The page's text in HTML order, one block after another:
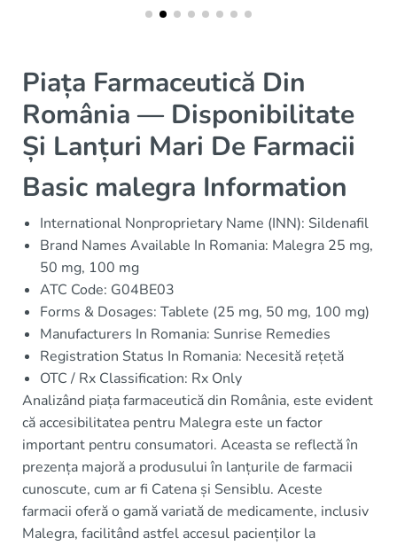
Piața Farmaceutică Din
România — Disponibilitate
Și Lanțuri Mari De Farmacii
Basic malegra Information
International Nonproprietary Name (INN): Sildenafil
Brand Names Available In Romania: Malegra 25 mg,
50 mg, 100 mg
ATC Code: G04BE03
Forms & Dosages: Tablete (25 mg, 50 mg, 100 mg)
Manufacturers In Romania: Sunrise Remedies
Registration Status In Romania: Necesită rețetă
OTC / Rx Classification: Rx Only
Analizând piața farmaceutică din România, este evident
că accesibilitatea pentru Malegra este un factor
important pentru consumatori. Aceasta se reflectă în
prezența majoră a produsului în lanțurile de farmacii
cunoscute, cum ar fi Catena și Sensiblu. Aceste
farmacii oferă o gamă variată de medicamente, inclusiv
Malegra, facilitând astfel accesul pacienților la